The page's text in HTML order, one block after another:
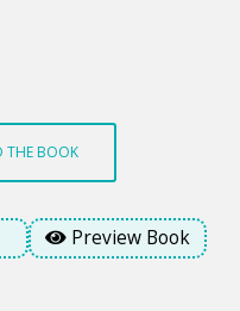
THE BOOK
Preview Book